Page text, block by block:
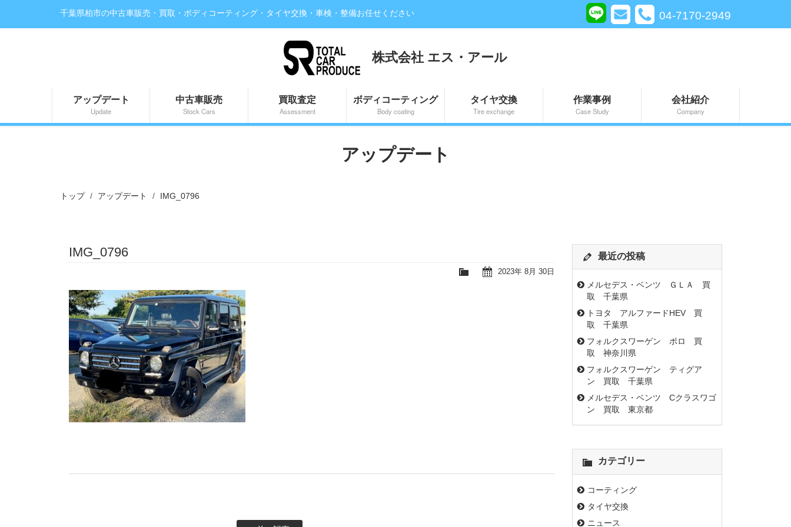
千葉県柏市の中古車販売・買取・ボディコーティング・タイヤ交換・車検・整備お任せください 04-7170-2949
株式会社 エス・アール
アップデート
Update
中古車販売
Stock Cars
買取査定
Assessment
ボディコーティング
Body coating
タイヤ交換
Tire exchange
作業事例
Case Study
会社紹介
Company
アップデート
トップ アップデート IMG_0796
IMG_0796
2023年 8月 30日
最近の投稿
メルセデス・ベンツ ＧＬＡ 買
取 千葉県
トヨタ アルファードHEV 買
取 千葉県
フォルクスワーゲン ポロ 買
取 神奈川県
フォルクスワーゲン ティグア
ン 買取 千葉県
メルセデス・ベンツ Cクラスワゴ
ン 買取 東京都
カテゴリー
コーティング
タイヤ交換
ニュース